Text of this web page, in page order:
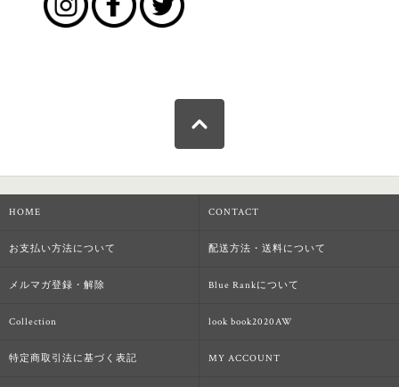
HOME CONTACT
お支払い方法について 配送方法・送料について
メルマガ登録・解除 Blue Rankについて
Collection look book2020AW
特定商取引法に基づく表記 MY ACCOUNT